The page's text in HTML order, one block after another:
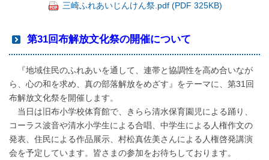
三崎ふれあいじんけん祭.pdf (PDF 325KB)
第31回布解放文化祭の開催について
『地域住民のふれあいを通して、連帯と協調性を高め合いなが
ら、心の和を求め、真の部落解放をめざす』をテーマに、第31回
布解放文化祭を開催します。
当日は旧布小学校体育館で、きらら清水保育園児による踊り、
コーラス波音や清水小学生による合唱、中学生による人権作文の
発表、住民による作品展示、村松真佐美さんによる人権啓発講演
会を予定しています。皆さまの参加をお待ちしております。